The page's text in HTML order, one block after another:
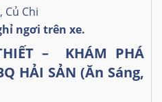
Củ Chi
ngơi trên xe.
– KHÁM PHÁ
HẢI SẢN (Ăn Sáng,